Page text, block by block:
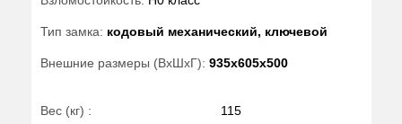
Тип замка: кодовый механический, ключевой
Внешние размеры (ВхШхГ): 935x605x500
Вес (кг) : 115